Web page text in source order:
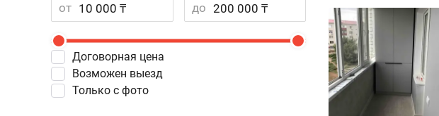
от до
Договорная цена
Возможен выезд
Только с фото